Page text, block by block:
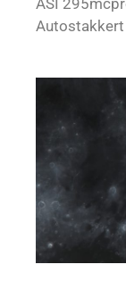
Autostakkert